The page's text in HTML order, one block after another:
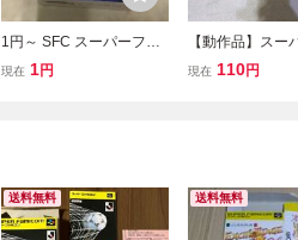
1円～ SFC スーパーファ
ミコン トランプアイラン
現在 1円
【動作品】スー
ミコン 本体 コン
現在 110円
送料無料 送料無料